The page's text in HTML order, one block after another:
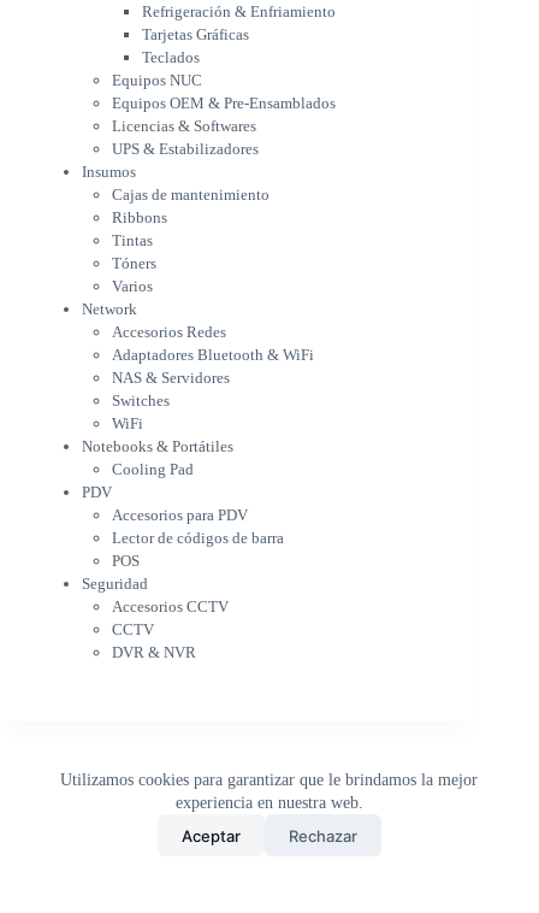
Utilizamos cookies para garantizar que le brindamos la mejor
experiencia en nuestra web.
Aceptar Rechazar
Licencias & Softwares
UPS & Estabilizadores
Insumos
Cajas de mantenimiento
Ribbons
Tintas
Tóners
Varios
Network
Accesorios Redes
NAS & Servidores
Switches
WiFi
Notebooks & Portátiles
Cargador para notebook
Cooling Pad
PDV
Accesorios para PDV
Lector de códigos de barra
POS
Seguridad
Accesorios CCTV
CCTV
DVR & NVR
Sin categorizar
Refrigeración & Enfriamiento
Tarjetas Gráficas
Teclados
Equipos NUC
Equipos OEM & Pre-Ensamblados
Licencias & Softwares
UPS & Estabilizadores
Insumos
Cajas de mantenimiento
Ribbons
Tintas
Tóners
Varios
Network
Accesorios Redes
Adaptadores Bluetooth & WiFi
NAS & Servidores
Switches
WiFi
Notebooks & Portátiles
Cooling Pad
PDV
Accesorios para PDV
Lector de códigos de barra
POS
Seguridad
Accesorios CCTV
CCTV
DVR & NVR